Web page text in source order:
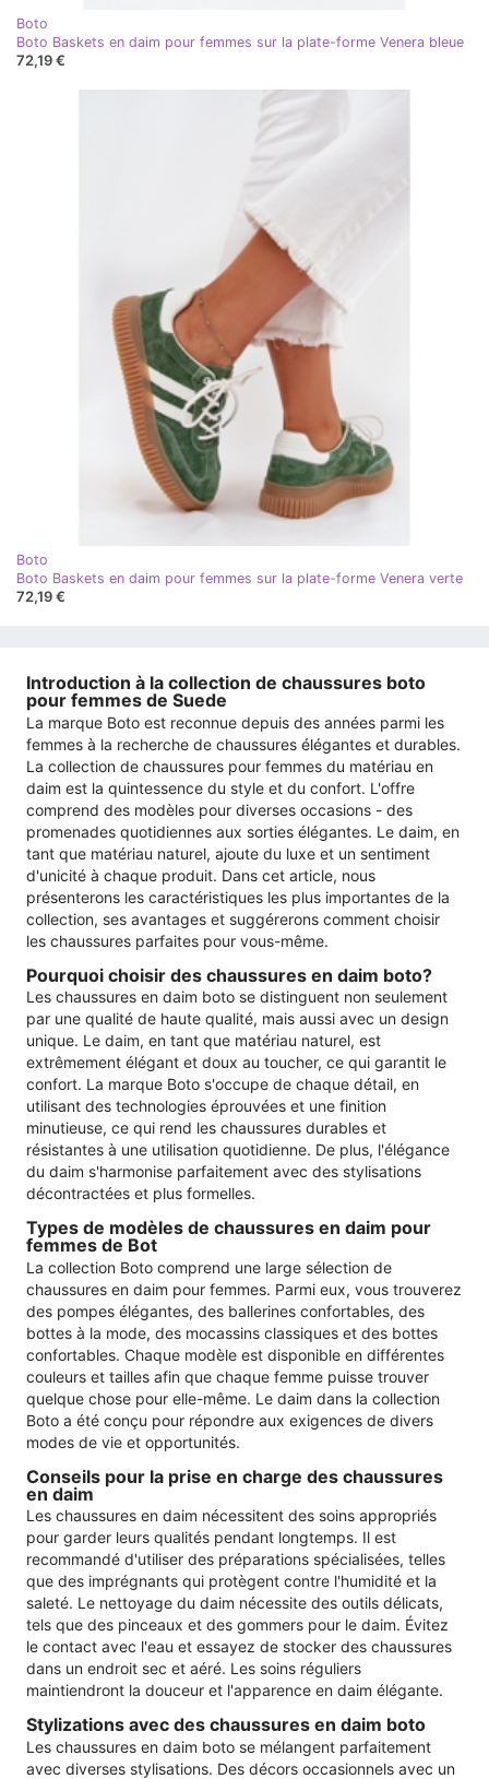
Boto
Boto Baskets en daim pour femmes sur la plate-forme Venera bleue
72,19 €
Boto
Boto Baskets en daim pour femmes sur la plate-forme Venera verte
72,19 €
Introduction à la collection de chaussures boto
pour femmes de Suede
La marque Boto est reconnue depuis des années parmi les
femmes à la recherche de chaussures élégantes et durables.
La collection de chaussures pour femmes du matériau en
daim est la quintessence du style et du confort. L'offre
comprend des modèles pour diverses occasions - des
promenades quotidiennes aux sorties élégantes. Le daim, en
tant que matériau naturel, ajoute du luxe et un sentiment
d'unicité à chaque produit. Dans cet article, nous
présenterons les caractéristiques les plus importantes de la
collection, ses avantages et suggérerons comment choisir
les chaussures parfaites pour vous-même.
Pourquoi choisir des chaussures en daim boto?
Les chaussures en daim boto se distinguent non seulement
par une qualité de haute qualité, mais aussi avec un design
unique. Le daim, en tant que matériau naturel, est
extrêmement élégant et doux au toucher, ce qui garantit le
confort. La marque Boto s'occupe de chaque détail, en
utilisant des technologies éprouvées et une finition
minutieuse, ce qui rend les chaussures durables et
résistantes à une utilisation quotidienne. De plus, l'élégance
du daim s'harmonise parfaitement avec des stylisations
décontractées et plus formelles.
Types de modèles de chaussures en daim pour
femmes de Bot
La collection Boto comprend une large sélection de
chaussures en daim pour femmes. Parmi eux, vous trouverez
des pompes élégantes, des ballerines confortables, des
bottes à la mode, des mocassins classiques et des bottes
confortables. Chaque modèle est disponible en différentes
couleurs et tailles afin que chaque femme puisse trouver
quelque chose pour elle-même. Le daim dans la collection
Boto a été conçu pour répondre aux exigences de divers
modes de vie et opportunités.
Conseils pour la prise en charge des chaussures
en daim
Les chaussures en daim nécessitent des soins appropriés
pour garder leurs qualités pendant longtemps. Il est
recommandé d'utiliser des préparations spécialisées, telles
que des imprégnants qui protègent contre l'humidité et la
saleté. Le nettoyage du daim nécessite des outils délicats,
tels que des pinceaux et des gommers pour le daim. Évitez
le contact avec l'eau et essayez de stocker des chaussures
dans un endroit sec et aéré. Les soins réguliers
maintiendront la douceur et l'apparence en daim élégante.
Stylizations avec des chaussures en daim boto
Les chaussures en daim boto se mélangent parfaitement
avec diverses stylisations. Des décors occasionnels avec un